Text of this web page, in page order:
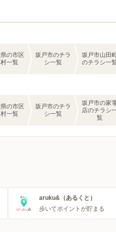
の市区
一覧
坂戸市のチラ
シ一覧
坂戸市山田
のチラシ一
の市区
一覧
坂戸市のチラ
シ一覧
坂戸市の家
店のチラシ
覧
aruku&（あるくと）
歩いてポイントが貯まる